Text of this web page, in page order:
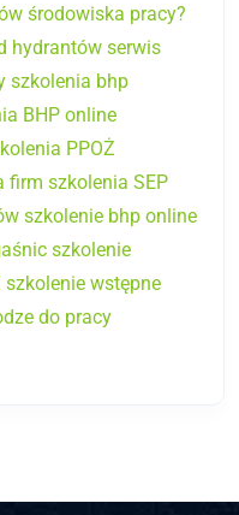
środowiska pracy?
hydrantów serwis
szkolenia bhp
BHP online
PPOŻ
firm szkolenia SEP
szkolenie bhp online
szkolenie
szkolenie wstępne
do pracy